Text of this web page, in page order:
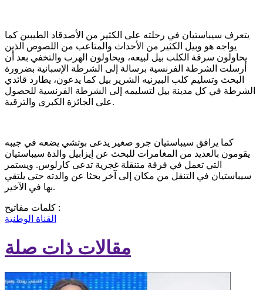
يتعرف سيباستيان في رحلته على الكثير من الأصدقاد الطيبين كما
يواجه هو وبيل الكثير من الأحداث والمتاعب من اللصوص الذين
يحاولون سرقة الكلب بيل لبيعه، ويحاولون الهرب والتخفي بعد أن
أرسلت الشرطة الفرنسية برسالة إلى الشرطة الإسبانية بضرورة
البحث وتسليم كلب البيرنيه الشرير بيل كما يدعون، يطارد قائدي
الشرطة في كل مدينة بيل لتسليمه إلى الشرطة الفرنسية للحصول
على الجائزة الكبرى والترقية.
كما يرافق سيباستيان جرو صغير يدعى بوتشي يضعه في جيبه
يقومون بالعديد من المغامرات للبحث عن إيزابيل والدة سيباستيان
التي تعمل في فرقة متنقلة غجرية تدعى كارلوس. ويستمر
سيباستيان في التنقل من مكان إلى آخر بحثا عن والدته حتى يلتقي
بها في الآخير.
كلمات مفاتيح :
القناة الوطنية
مقالات ذات صلة